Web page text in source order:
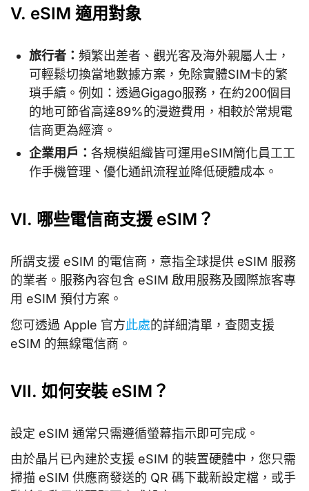
V. eSIM 適用對象
旅行者： 頻繁出差者、觀光客及海外親屬人士，
可輕鬆切換當地數據方案，免除實體SIM卡的繁
瑣手續。例如：透過Gigago服務，在約200個目
的地可節省高達89%的漫遊費用，相較於常規電
信商更為經濟。
企業用戶： 各規模組織皆可運用eSIM簡化員工工
作手機管理、優化通訊流程並降低硬體成本。
VI. 哪些電信商支援 eSIM？
所謂支援 eSIM 的電信商，意指全球提供 eSIM 服務
的業者。服務內容包含 eSIM 啟用服務及國際旅客專
用 eSIM 預付方案。
您可透過 Apple 官方此處的詳細清單，查閱支援
eSIM 的無線電信商。
VII. 如何安裝 eSIM？
設定 eSIM 通常只需遵循螢幕指示即可完成。
由於晶片已內建於支援 eSIM 的裝置硬體中，您只需
掃描 eSIM 供應商發送的 QR 碼下載新設定檔，或手